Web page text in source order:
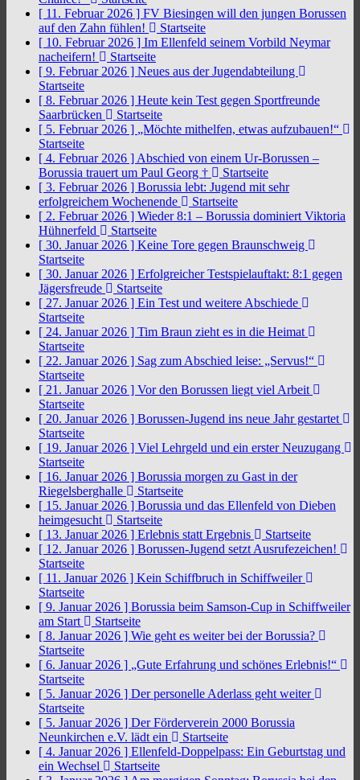
[ 11. Februar 2026 ] FV Biesingen will den jungen Borussen
auf den Zahn fühlen!
Startseite
[ 10. Februar 2026 ] Im Ellenfeld seinem Vorbild Neymar
nacheifern!
Startseite
[ 9. Februar 2026 ] Neues aus der Jugendabteilung
Startseite
[ 8. Februar 2026 ] Heute kein Test gegen Sportfreunde
Saarbrücken
Startseite
[ 5. Februar 2026 ] „Möchte mithelfen, etwas aufzubauen!“
Startseite
[ 4. Februar 2026 ] Abschied von einem Ur-Borussen –
Borussia trauert um Paul Georg †
Startseite
[ 3. Februar 2026 ] Borussia lebt: Jugend mit sehr
erfolgreichem Wochenende
Startseite
[ 2. Februar 2026 ] Wieder 8:1 – Borussia dominiert Viktoria
Hühnerfeld
Startseite
[ 30. Januar 2026 ] Keine Tore gegen Braunschweig
Startseite
[ 30. Januar 2026 ] Erfolgreicher Testspielauftakt: 8:1 gegen
Jägersfreude
Startseite
[ 27. Januar 2026 ] Ein Test und weitere Abschiede
Startseite
[ 24. Januar 2026 ] Tim Braun zieht es in die Heimat
Startseite
[ 22. Januar 2026 ] Sag zum Abschied leise: „Servus!“
Startseite
[ 21. Januar 2026 ] Vor den Borussen liegt viel Arbeit
Startseite
[ 20. Januar 2026 ] Borussen-Jugend ins neue Jahr gestartet
Startseite
[ 19. Januar 2026 ] Viel Lehrgeld und ein erster Neuzugang
Startseite
[ 16. Januar 2026 ] Borussia morgen zu Gast in der
Riegelsberghalle
Startseite
[ 15. Januar 2026 ] Borussia und das Ellenfeld von Dieben
heimgesucht
Startseite
[ 13. Januar 2026 ] Erlebnis statt Ergebnis
Startseite
[ 12. Januar 2026 ] Borussen-Jugend setzt Ausrufezeichen!
Startseite
[ 11. Januar 2026 ] Kein Schiffbruch in Schiffweiler
Startseite
[ 9. Januar 2026 ] Borussia beim Samson-Cup in Schiffweiler
am Start
Startseite
[ 8. Januar 2026 ] Wie geht es weiter bei der Borussia?
Startseite
[ 6. Januar 2026 ] „Gute Erfahrung und schönes Erlebnis!“
Startseite
[ 5. Januar 2026 ] Der personelle Aderlass geht weiter
Startseite
[ 5. Januar 2026 ] Der Förderverein 2000 Borussia
Neunkirchen e.V. lädt ein
Startseite
[ 4. Januar 2026 ] Ellenfeld-Doppelpass: Ein Geburtstag und
ein Wechsel
Startseite